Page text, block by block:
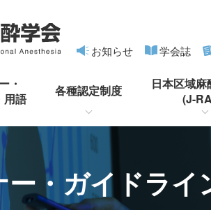
お知らせ 学会誌
・
用語
各種認定制度
日本区域
(J-
・ガイドライ